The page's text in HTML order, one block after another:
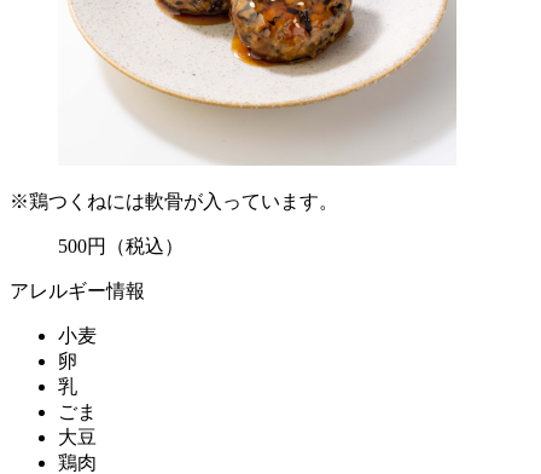
※鶏つくねには軟骨が入っています。
500円 （税込）
アレルギー情報
小麦
卵
乳
ごま
大豆
鶏肉